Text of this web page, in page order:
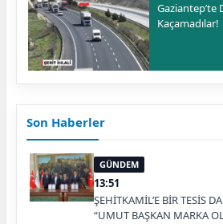
Gaziantep’te
Kaçamadılar!
Son Haberler
GÜNDEM
13:51
ŞEHİTKAMİL’E BİR TESİS
“UMUT BAŞKAN MARKA